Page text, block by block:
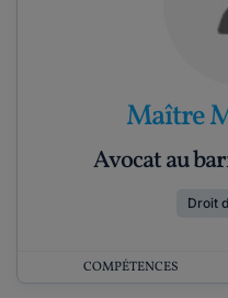
Maître
Avocat au
Droit
COMPÉTENCES